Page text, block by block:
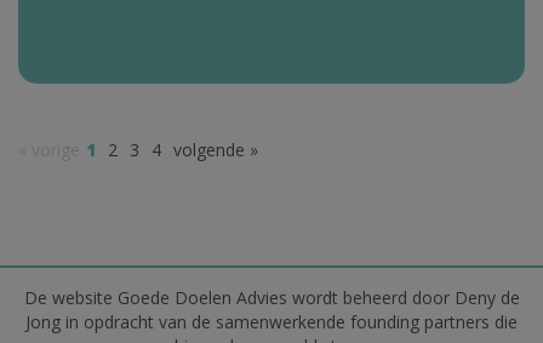
1 2 3 4 volgende »
De website Goede Doelen Advies wordt beheerd door Deny de
Jong in opdracht van de samenwerkende founding partners die